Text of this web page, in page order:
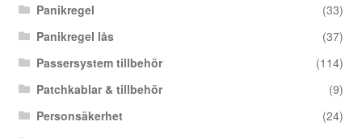
Panikregel
(33)
Panikregel lås
(37)
Passersystem tillbehör
(114)
Patchkablar & tillbehör
(9)
Personsäkerhet
(24)